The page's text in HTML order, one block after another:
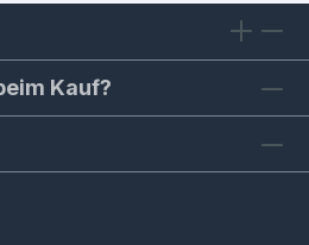
Kauf?